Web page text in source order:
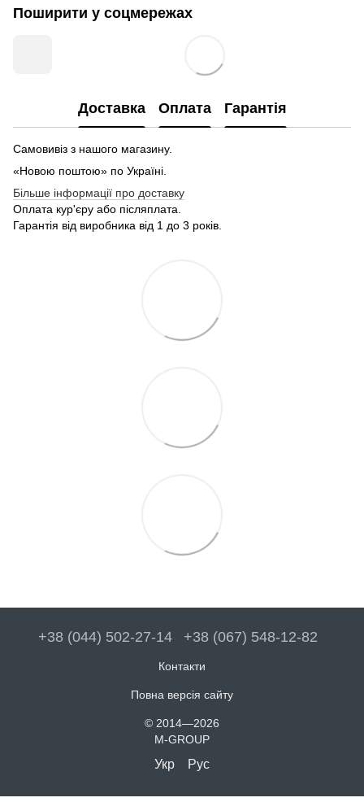
Поширити у соцмережах
Доставка Оплата Гарантія
Самовивіз з нашого магазину.
«Новою поштою» по Україні.
Більше інформації про доставку
Оплата кур'єру або післяплата.
Гарантія від виробника від 1 до 3 років.
+38 (044) 502-27-14 +38 (067) 548-12-82
Контакти
Повна версія сайту
© 2014—2026
M-GROUP
Укр Рус